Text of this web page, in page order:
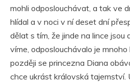
mohli odposlouchávat, a tak ve
hlídal a v noci v ní deset dní
dělat s tím, že jinde na lince jsou
víme, odposlouchávalo je
později se princezna Diana
chce ukrást královská tajemství.